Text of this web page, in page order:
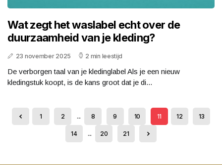
Wat zegt het waslabel echt over de
duurzaamheid van je kleding?
23 november 2025 2 min leestijd
De verborgen taal van je kledinglabel Als je een nieuw
kledingstuk koopt, is de kans groot dat je di...
1 2 ... 8 9 10 11 12 13
14 ... 20 21